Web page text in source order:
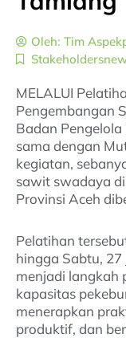
Oleh: Tim
MELALUI
Pengembangan
Badan
sama dengan
kegiatan,
sawit swadaya
Provinsi Aceh
Pelatihan
hingga Sabtu,
menjadi langkah
kapasitas
menerapkan
produktif, dan